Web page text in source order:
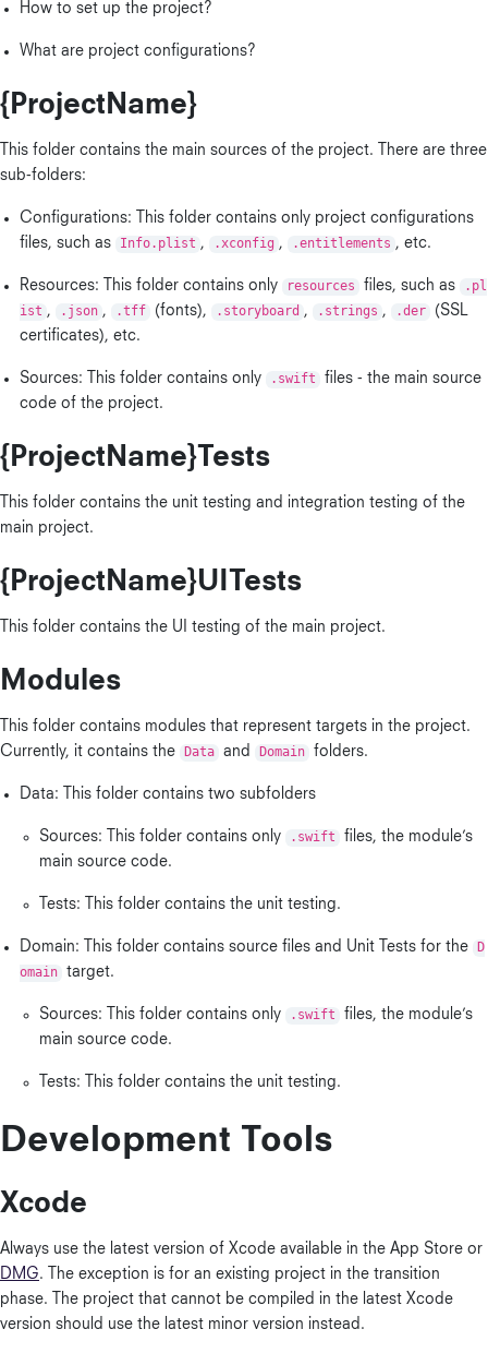
How to set up the project?
What are project configurations?
{ProjectName}
This folder contains the main sources of the project. There are three
sub-folders:
Configurations: This folder contains only project configurations
files, such as
Info.plist , .xconfig , .entitlements , etc.
Resources: This folder contains only resources files, such as
.pl
ist , .json , .tff (fonts), .storyboard , .strings , .der
(SSL
certificates), etc.
Sources: This folder contains only .swift
files - the main source
code of the project.
{ProjectName}Tests
This folder contains the unit testing and integration testing of the
main project.
{ProjectName}UITests
This folder contains the UI testing of the main project.
Modules
This folder contains modules that represent targets in the project.
Currently, it contains the
Data and Domain folders.
Data: This folder contains two subfolders
Sources: This folder contains only .swift
files, the module’s
main source code.
Tests: This folder contains the unit testing.
Domain: This folder contains source files and Unit Tests for the
D
omain target.
Sources: This folder contains only .swift
files, the module’s
main source code.
Tests: This folder contains the unit testing.
Development Tools
Xcode
Always use the latest version of Xcode available in the App Store or
DMG. The exception is for an existing project in the transition
phase. The project that cannot be compiled in the latest Xcode
version should use the latest minor version instead.